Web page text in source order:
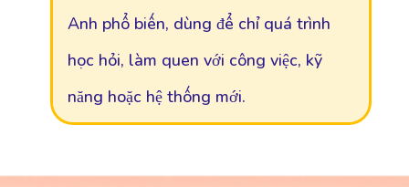
Anh phổ biến, dùng để chỉ quá trình
học hỏi, làm quen với công việc, kỹ
năng hoặc hệ thống mới.